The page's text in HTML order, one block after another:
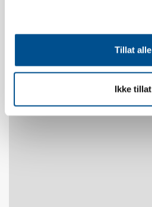
Tillat alle
Ikke tillat
KORT
+